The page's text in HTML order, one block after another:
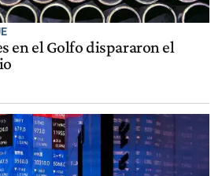
en el Golfo dispararon el